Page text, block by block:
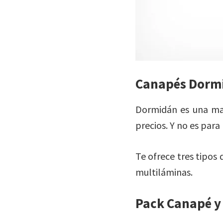
Canapés
Dormidán es una
precios. Y no es
Te ofrece tres tipos
multiláminas.
Pack Canapé